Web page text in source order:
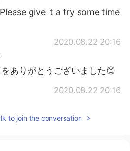
give it a try some time
2020.08.22 20:16
ありがとうございました😊
2020.08.22 20:16
も優しいコメントをありが
to join the conversation